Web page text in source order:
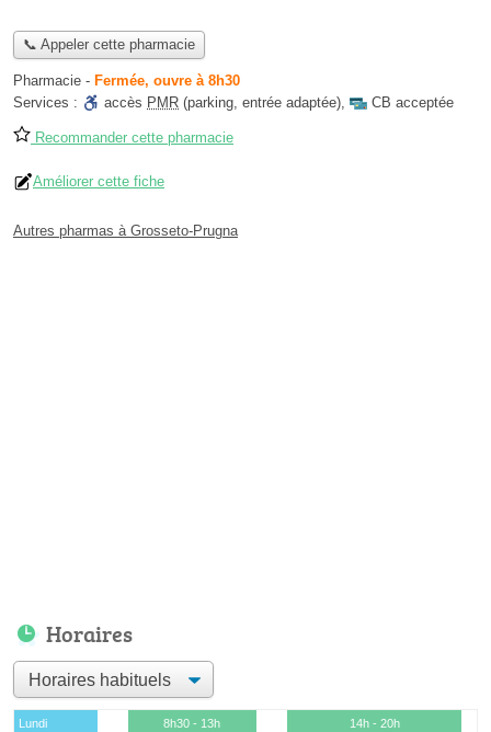
📞 Appeler cette pharmacie
Pharmacie - Fermée, ouvre à 8h30
Services :
accès PMR (parking, entrée adaptée), CB acceptée
Recommander cette pharmacie
Améliorer cette fiche
Autres pharmas à Grosseto-Prugna
Horaires
Lundi 8h30 - 13h
14h - 20h